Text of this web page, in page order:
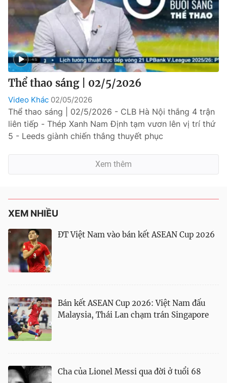
Thể thao sáng | 02/5/2026
Video Khác 02/05/2026
Thể thao sáng | 02/5/2026 - CLB Hà Nội thắng 4 trận
liên tiếp - Thép Xanh Nam Định tạm vươn lên vị trí thứ
5 - Leeds giành chiến thắng thuyết phục
Xem thêm
XEM NHIỀU
ĐT Việt Nam vào bán kết ASEAN Cup 2026
Bán kết ASEAN Cup 2026: Việt Nam đấu
Malaysia, Thái Lan chạm trán Singapore
Cha của Lionel Messi qua đời ở tuổi 68